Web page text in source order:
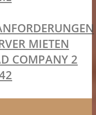
MIETEN
COMPANY 2